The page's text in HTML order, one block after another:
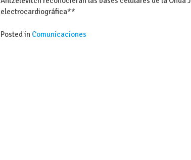
electrocardiográfica**
Posted in Comunicaciones